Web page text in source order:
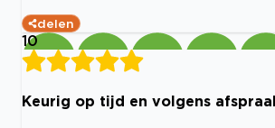
delen
10
Keurig op tijd en volgens